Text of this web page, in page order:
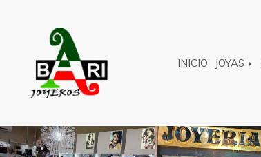
INICIO JOYAS
Anterior